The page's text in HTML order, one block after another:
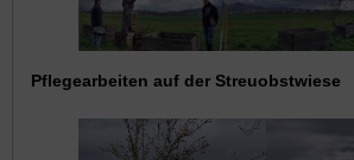
Pflegearbeiten auf der Streuobstwiese